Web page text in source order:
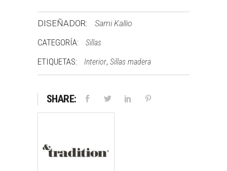
DISEÑADOR: Sami Kallio
CATEGORÍA: Sillas
ETIQUETAS: Interior, Sillas madera
SHARE: